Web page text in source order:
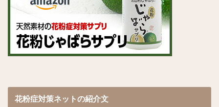
花粉症対策ネットの紹介文